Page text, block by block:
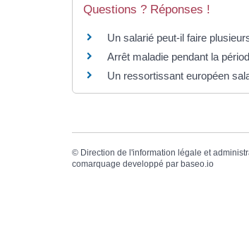
Questions ? Réponses !
Un salarié peut-il faire
Arrêt maladie pendant la
Un ressortissant européen
© Direction de l'information légale et
comarquage developpé par baseo.io